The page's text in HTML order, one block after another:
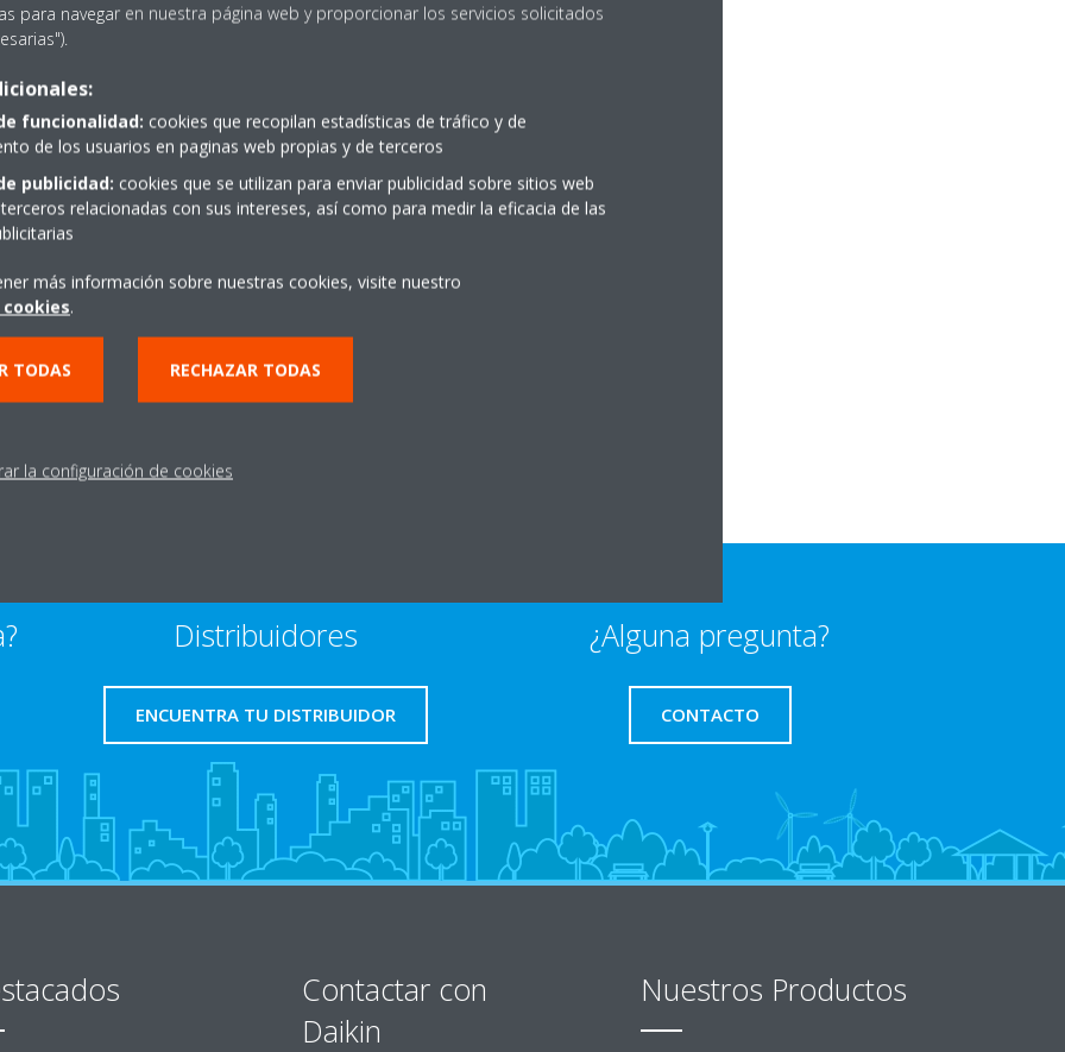
PIDE PRESUPUESTO
Distribuidores
ENCUENTRA TU DISTRIBUIDOR
¿Alguna pregunta?
CONTACTO
Contactar con
Daikin
Nuestros Productos
para navegar en nuestra página web y proporcionar los servicios solicitados
funcionalidad: cookies que recopilan estadísticas de tráfico y de
de los usuarios en paginas web propias y de terceros
publicidad: cookies que se utilizan para enviar publicidad sobre sitios web
relacionadas con sus intereses, así como para medir la eficacia de las
más información sobre nuestras cookies, visite nuestro
.
TODAS RECHAZAR TODAS
la configuración de cookies